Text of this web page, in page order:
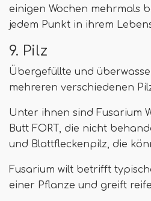
einigen Wochen mehrmals
jedem Punkt in ihrem
9. Pilz
Übergefüllte und
mehreren verschiedenen
Unter ihnen sind Fusarium
Butt FORT, die nicht
und Blattfleckenpilz, die
Fusarium wilt betrifft
einer Pflanze und greift